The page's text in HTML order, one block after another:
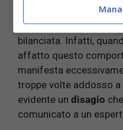
, insomma,
psicofisico del gatto
bilanciata. Infatti,
affatto questo
manifesta
troppe volte addosso
evidente un disagio
comunicato a un